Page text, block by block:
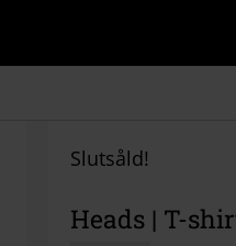
Slutsåld!
Heads | T-